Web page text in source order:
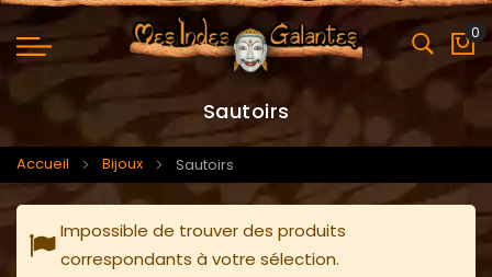
0
Sautoirs
Accueil Bijoux Sautoirs
Impossible de trouver des produits
correspondants à votre sélection.